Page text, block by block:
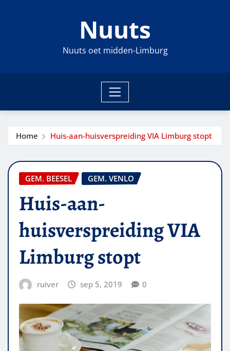
Nuuts
Nuuts oet midden-Limburg
Home Huis-aan-huisverspreiding VIA Limburg stopt
GEM. BEESEL GEM. VENLO
Huis-aan-
huisverspreiding VIA
Limburg stopt
ruiver sep 5, 2019 0